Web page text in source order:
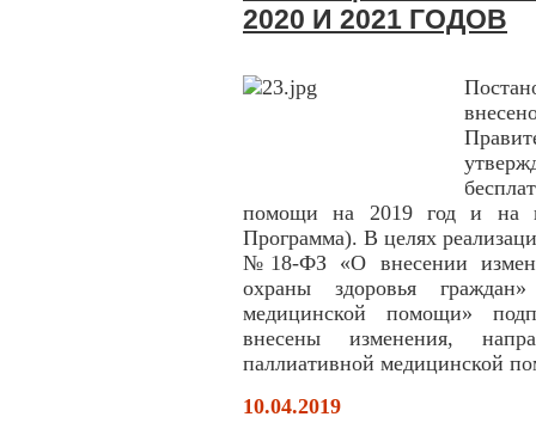
2020 И 2021 ГОДОВ
помощи на 2019 год и на
Программа). В целях
№18-ФЗ «О внесении
охраны здоровья
медицинской помощи»
внесены изменения,
паллиативной медицинской
10.04.2019